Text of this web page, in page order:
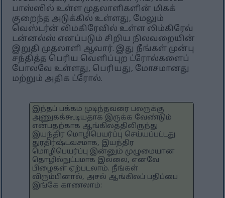
பாஸ்ஸில் உள்ள முதலாளிகளின் மிகக்
குறைந்த அடுக்கில் உள்ளது, மேலும்
வெஸ்டர்ன் லிம்கிரேவில் உள்ள லிம்கிரேவ்
டன்னல்ஸ் எனப்படும் சிறிய நிலவறையின்
இறுதி முதலாளி ஆவார். இது நீங்கள் முன்பு
சந்தித்த பெரிய வெளிப்புற ட்ரோல்களைப்
போலவே உள்ளது, பெரியது, மோசமானது
மற்றும் அதிக ட்ரோல்.
இந்தப் பக்கம் முடிந்தவரை பலருக்கு
அணுகக்கூடியதாக இருக்க வேண்டும்
என்பதற்காக ஆங்கிலத்திலிருந்து
இயந்திர மொழிபெயர்ப்பு செய்யப்பட்டது.
துரதிர்ஷ்டவசமாக, இயந்திர
மொழிபெயர்ப்பு இன்னும் முழுமையான
தொழில்நுட்பமாக இல்லை, எனவே
பிழைகள் ஏற்படலாம். நீங்கள்
விரும்பினால், அசல் ஆங்கிலப் பதிப்பை
இங்கே காணலாம்: